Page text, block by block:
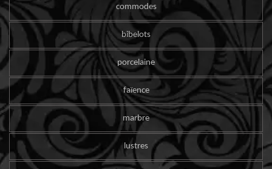
commodes
bibelots
porcelaine
faïence
marbre
lustres